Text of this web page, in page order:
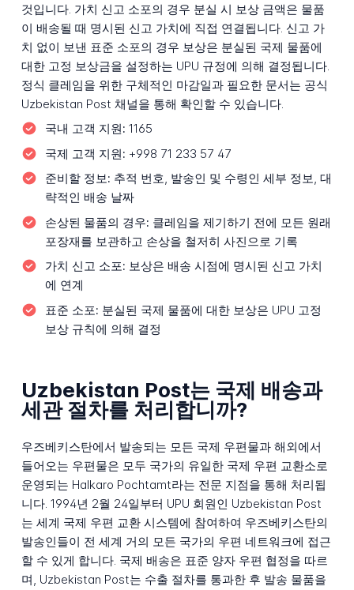
것입니다. 가치 신고 소포의 경우 분실 시 보상 금액은 물품
이 배송될 때 명시된 신고 가치에 직접 연결됩니다. 신고 가
치 없이 보낸 표준 소포의 경우 보상은 분실된 국제 물품에
대한 고정 보상금을 설정하는 UPU 규정에 의해 결정됩니다.
정식 클레임을 위한 구체적인 마감일과 필요한 문서는 공식
Uzbekistan Post 채널을 통해 확인할 수 있습니다.
국내 고객 지원: 1165
국제 고객 지원: +998 71 233 57 47
준비할 정보: 추적 번호, 발송인 및 수령인 세부 정보, 대
략적인 배송 날짜
손상된 물품의 경우: 클레임을 제기하기 전에 모든 원래
포장재를 보관하고 손상을 철저히 사진으로 기록
가치 신고 소포: 보상은 배송 시점에 명시된 신고 가치
에 연계
표준 소포: 분실된 국제 물품에 대한 보상은 UPU 고정
보상 규칙에 의해 결정
Uzbekistan Post는 국제 배송과
세관 절차를 처리합니까?
우즈베키스탄에서 발송되는 모든 국제 우편물과 해외에서
들어오는 우편물은 모두 국가의 유일한 국제 우편 교환소로
운영되는 Halkaro Pochtamt라는 전문 지점을 통해 처리됩
니다. 1994년 2월 24일부터 UPU 회원인 Uzbekistan Post
는 세계 국제 우편 교환 시스템에 참여하여 우즈베키스탄의
발송인들이 전 세계 거의 모든 국가의 우편 네트워크에 접근
할 수 있게 합니다. 국제 배송은 표준 양자 우편 협정을 따르
며, Uzbekistan Post는 수출 절차를 통과한 후 발송 물품을